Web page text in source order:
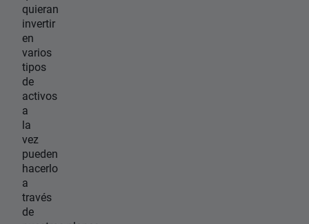
quieran
invertir
en
varios
tipos
de
activos
a
la
vez
pueden
hacerlo
a
través
de